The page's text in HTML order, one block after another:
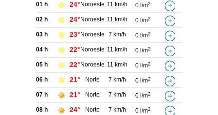
01 h 24° Noroeste 11 km/h 0 l/m2
02 h 24° Noroeste 11 km/h 0 l/m2
03 h 23° Noroeste 7 km/h 0 l/m2
04 h 22° Noroeste 11 km/h 0 l/m2
05 h 22° Noroeste 11 km/h 0 l/m2
06 h 21° Norte 7 km/h 0 l/m2
07 h 21° Norte 7 km/h 0 l/m2
08 h 24° Norte 7 km/h 0 l/m2